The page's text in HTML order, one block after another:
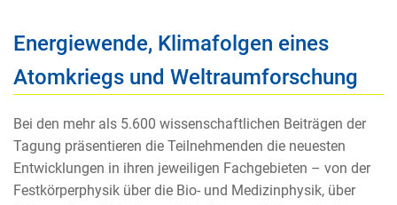
Energiewende, Klimafolgen eines
Atomkriegs und Weltraumforschung
Bei den mehr als 5.600 wissenschaftlichen Beiträgen der
Tagung präsentieren die Teilnehmenden die neuesten
Entwicklungen in ihren jeweiligen Fachgebieten – von der
Festkörperphysik über die Bio- und Medizinphysik, über